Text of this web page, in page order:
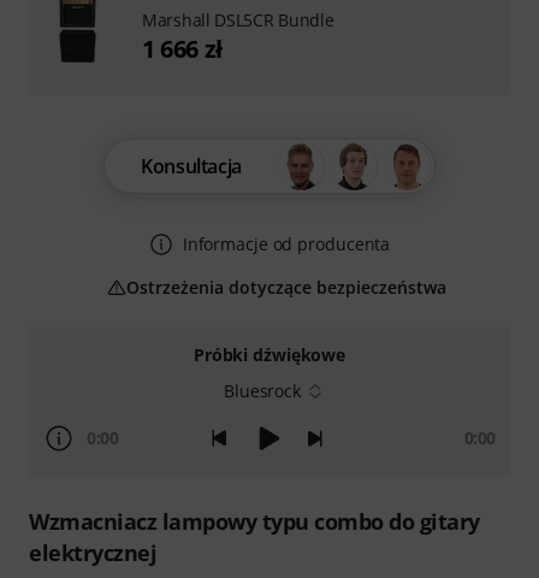
Próbki dźwiękowe
Bluesrock
0:00 0:00
Wzmacniacz lampowy typu combo do gitary
elektrycznej
Konsultacja
Informacje od producenta
Ostrzeżenia dotyczące bezpieczeństwa
Marshall DSL5CR Bundle
1 666 zł